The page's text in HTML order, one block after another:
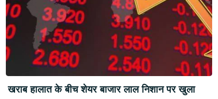
खराब हालात के बीच शेयर बाजार लाल निशान पर खुला